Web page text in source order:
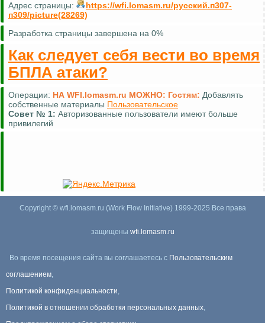
Адрес страницы:
https://wfi.lomasm.ru/русский.п307-
п309/picture(28269)
Разработка страницы завершена на 0%
Как следует себя вести во время
БПЛА атаки?
Операции: НА WFI.lomasm.ru МОЖНО: Гостям: Добавлять
собственные материалы Пользовательское
Совет № 1: Авторизованные пользователи имеют больше
привилегий
Copyright © wfi.lomasm.ru (Work Flow Initiative) 1999-2025 Все права
защищены wfi.lomasm.ru
Во время посещения сайта вы соглашаетесь с Пользовательским
соглашением,
Политикой конфиденциальности,
Политикой в отношении обработки персональных данных,